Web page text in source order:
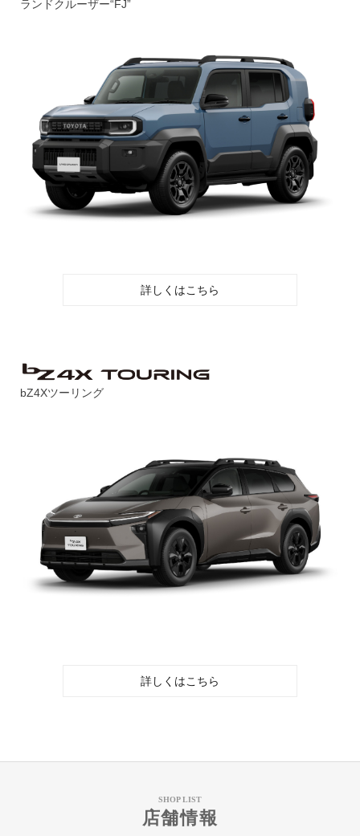
ランドクルーザー“FJ”
詳しくはこちら
bZ4Xツーリング
詳しくはこちら
SHOP LIST
店舗情報